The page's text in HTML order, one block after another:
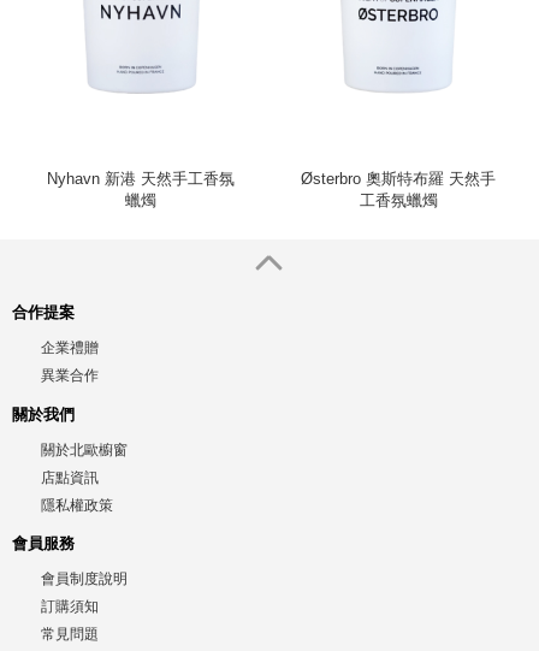
Nyhavn 新港 天然手工香氛
蠟燭
Østerbro 奧斯特布羅 天然手
工香氛蠟燭
合作提案
企業禮贈
異業合作
關於我們
關於北歐櫥窗
店點資訊
隱私權政策
會員服務
會員制度說明
訂購須知
常見問題